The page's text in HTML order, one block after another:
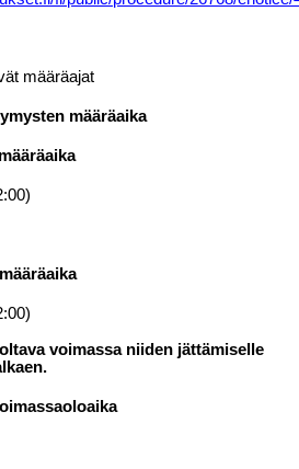
määräajat
määräaika
voimassa niiden jättämiselle